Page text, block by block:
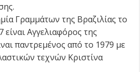
Γραμμάτων της Βραζιλίας το
είναι Αγγελιαφόρος της
παντρεμένος από το 1979 με
τεχνών Κριστίνα